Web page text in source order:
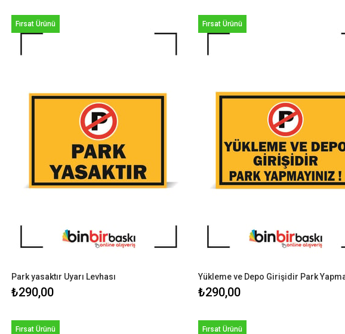
Park yasaktır Uyarı Levhası
₺290,00
Fırsat Ürünü
₺290,00
Fırsat Ürünü
Fırsat Ürünü Fırsat Ürünü